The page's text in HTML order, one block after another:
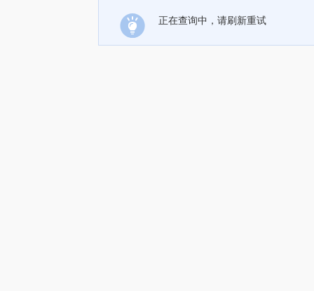
正在查询中，请刷新重试